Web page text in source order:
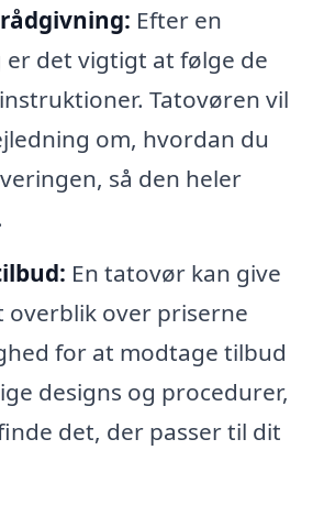
Efter en
det vigtigt at følge de
Tatovøren vil
om, hvordan du
så den heler
En tatovør kan give
overblik over priserne
for at modtage tilbud
designs og procedurer,
det, der passer til dit